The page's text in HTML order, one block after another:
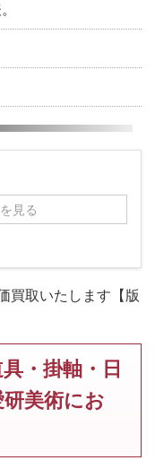
見る
買取いたします【版
・掛軸・日
美術にお